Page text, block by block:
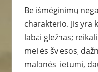
Be išmėginimų
charakterio. Jis yra
labai gležnas;
meilės šviesos,
malonės lietumi,